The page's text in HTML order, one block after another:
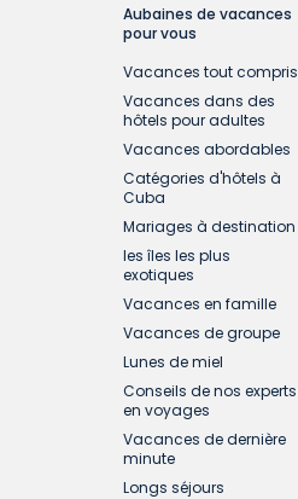
Aubaines de vacances
pour vous
Vacances tout compris
Vacances dans des
hôtels pour adultes
Vacances abordables
Catégories d'hôtels à
Cuba
Mariages à destination
les îles les plus
exotiques
Vacances en famille
Vacances de groupe
Lunes de miel
Conseils de nos experts
en voyages
Vacances de dernière
minute
Longs séjours